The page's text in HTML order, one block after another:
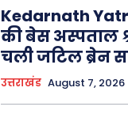
Kedarnath
की बेस अस्पताल
चली जटिल ब्रेन
उत्तराखंड August 7, 2026